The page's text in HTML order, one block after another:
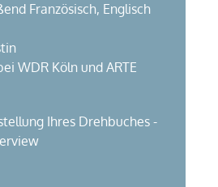
Französisch, Englisch
WDR Köln und ARTE
Ihres Drehbuches -